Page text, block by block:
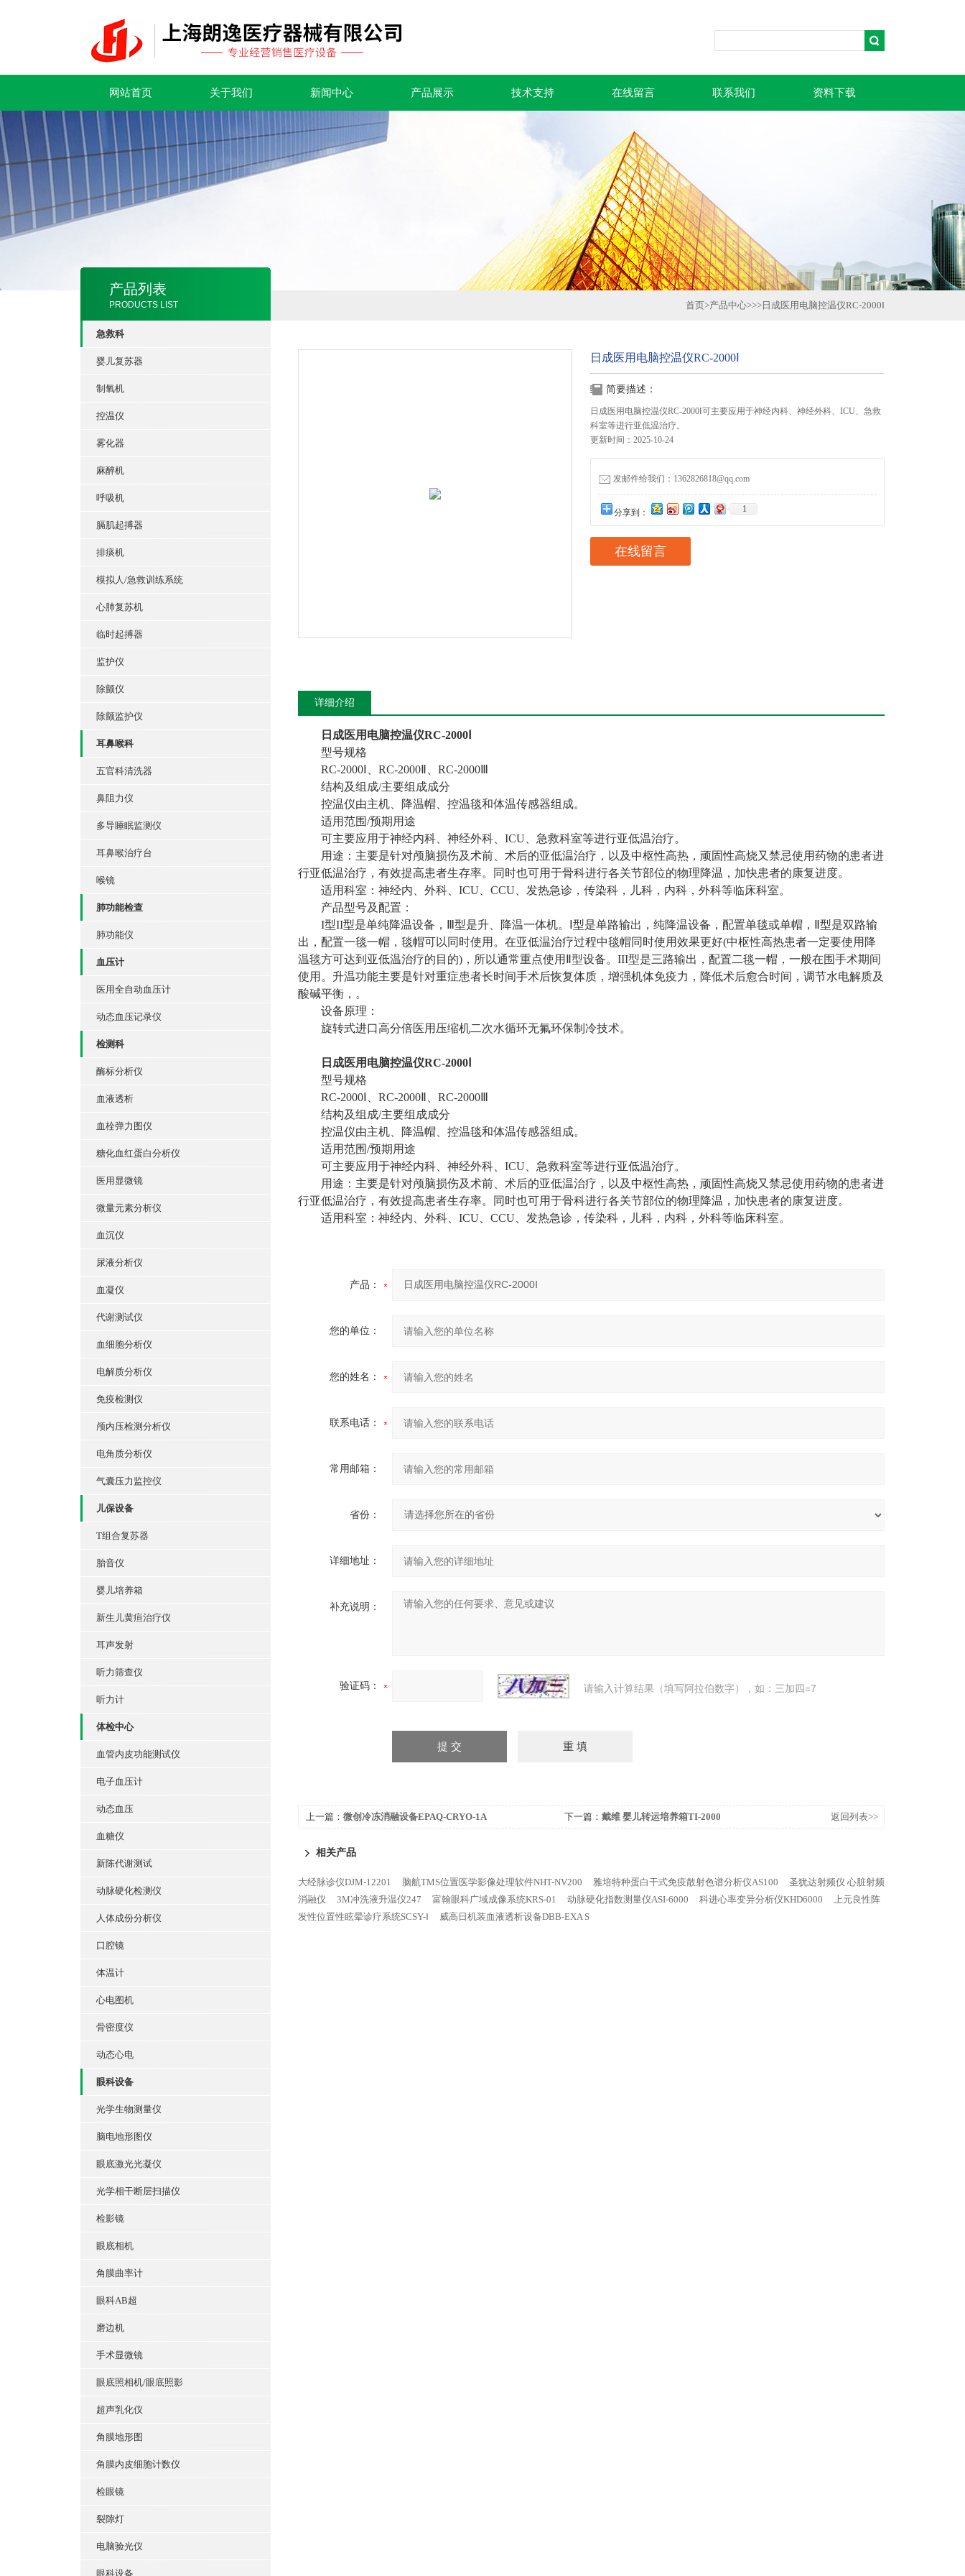
网站首页 关于我们 新闻中心 产品展示 技术支持 在线留言 联系我们 资料下载
产品列表
PRODUCTS LIST
急救科
婴儿复苏器
制氧机
控温仪
雾化器
麻醉机
呼吸机
膈肌起搏器
排痰机
模拟人/急救训练系统
心肺复苏机
临时起搏器
监护仪
除颤仪
除颤监护仪
耳鼻喉科
五官科清洗器
鼻阻力仪
多导睡眠监测仪
耳鼻喉治疗台
喉镜
肺功能检查
肺功能仪
血压计
医用全自动血压计
动态血压记录仪
检测科
酶标分析仪
血液透析
血栓弹力图仪
糖化血红蛋白分析仪
医用显微镜
微量元素分析仪
血沉仪
尿液分析仪
血凝仪
代谢测试仪
血细胞分析仪
电解质分析仪
免疫检测仪
颅内压检测分析仪
电角质分析仪
气囊压力监控仪
儿保设备
T组合复苏器
胎音仪
婴儿培养箱
新生儿黄疸治疗仪
耳声发射
听力筛查仪
听力计
体检中心
血管内皮功能测试仪
电子血压计
动态血压
血糖仪
新陈代谢测试
动脉硬化检测仪
人体成份分析仪
口腔镜
体温计
心电图机
骨密度仪
动态心电
眼科设备
光学生物测量仪
脑电地形图仪
眼底激光光凝仪
光学相干断层扫描仪
检影镜
眼底相机
角膜曲率计
眼科AB超
磨边机
手术显微镜
眼底照相机/眼底照影
超声乳化仪
角膜地形图
角膜内皮细胞计数仪
检眼镜
裂隙灯
电脑验光仪
眼科设备
首页>产品中心>>> 日成医用电脑控温仪RC-2000Ⅰ
日成医用电脑控温仪RC-2000Ⅰ
简要描述：
日成医用电脑控温仪RC-2000Ⅰ可主要应用于神经内科、神经外科、ICU、急救
科室等进行亚低温治疗。
更新时间：2025-10-24
发邮件给我们：1362826818@qq.com
分享到： 1
在线留言
详细介绍
日成医用电脑控温仪RC-2000Ⅰ
型号规格
RC-2000Ⅰ、RC-2000Ⅱ、RC-2000Ⅲ
结构及组成/主要组成成分
控温仪由主机、降温帽、控温毯和体温传感器组成。
适用范围/预期用途
可主要应用于神经内科、神经外科、ICU、急救科室等进行亚低温治疗。
用途：主要是针对颅脑损伤及术前、术后的亚低温治疗，以及中枢性高热，顽固性高烧又禁忌使用药物的患者进
行亚低温治疗，有效提高患者生存率。同时也可用于骨科进行各关节部位的物理降温，加快患者的康复进度。
适用科室：神经内、外科、ICU、CCU、发热急诊，传染科，儿科，内科，外科等临床科室。
产品型号及配置：
I型II型是单纯降温设备，Ⅲ型是升、降温一体机。Ⅰ型是单路输出，纯降温设备，配置单毯或单帽，Ⅱ型是双路输
出，配置一毯一帽，毯帽可以同时使用。在亚低温治疗过程中毯帽同时使用效果更好(中枢性高热患者一定要使用降
温毯方可达到亚低温治疗的目的)，所以通常重点使用Ⅱ型设备。III型是三路输出，配置二毯一帽，一般在围手术期间
使用。升温功能主要是针对重症患者长时间手术后恢复体质，增强机体免疫力，降低术后愈合时间，调节水电解质及
酸碱平衡，。
设备原理：
旋转式进口高分倍医用压缩机二次水循环无氟环保制冷技术。
日成医用电脑控温仪RC-2000Ⅰ
型号规格
RC-2000Ⅰ、RC-2000Ⅱ、RC-2000Ⅲ
结构及组成/主要组成成分
控温仪由主机、降温帽、控温毯和体温传感器组成。
适用范围/预期用途
可主要应用于神经内科、神经外科、ICU、急救科室等进行亚低温治疗。
用途：主要是针对颅脑损伤及术前、术后的亚低温治疗，以及中枢性高热，顽固性高烧又禁忌使用药物的患者进
行亚低温治疗，有效提高患者生存率。同时也可用于骨科进行各关节部位的物理降温，加快患者的康复进度。
适用科室：神经内、外科、ICU、CCU、发热急诊，传染科，儿科，内科，外科等临床科室。
产品：
您的单位：
您的姓名：
联系电话：
常用邮箱：
省份：
详细地址：
补充说明：
验证码： 请输入计算结果（填写阿拉伯数字），如：三加四=7
上一篇： 微创冷冻消融设备EPAQ-CRYO-1A 下一篇： 戴维 婴儿转运培养箱TI-2000 返回列表>>
相关产品
大经脉诊仪DJM-12201 脑航TMS位置医学影像处理软件NHT-NV200 雅培特种蛋白干式免疫散射色谱分析仪AS100
圣犹达射频仪 心脏射频
消融仪
3M冲洗液升温仪247 富翰眼科广域成像系统KRS-01 动脉硬化指数测量仪ASI-6000 科进心率变异分析仪KHD6000
上元良性阵
发性位置性眩晕诊疗系统SCSY-Ⅰ
威高日机装血液透析设备DBB-EXA S